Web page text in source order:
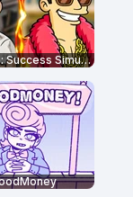
Real Life: Success Simulator!